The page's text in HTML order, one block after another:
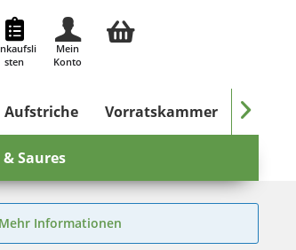
sten
Mein
Konto
Aufstriche Vorratskammer Süßes
Saures

Mehr Informationen